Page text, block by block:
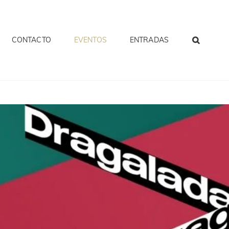
CONTACTO EVENTOS ENTRADAS